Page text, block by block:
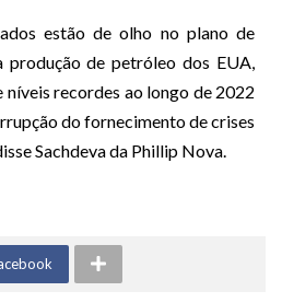
estão de olho no plano de
produção de petróleo dos EUA,
recordes ao longo de 2022
do fornecimento de crises
Sachdeva da Phillip Nova.